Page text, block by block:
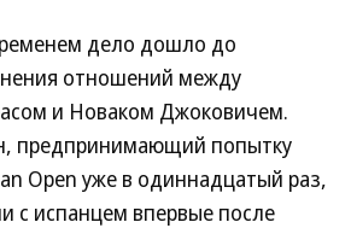
дело дошло до
отношений между
и Новаком Джоковичем.
предпринимающий попытку
Open уже в одиннадцатый раз,
с испанцем впервые после